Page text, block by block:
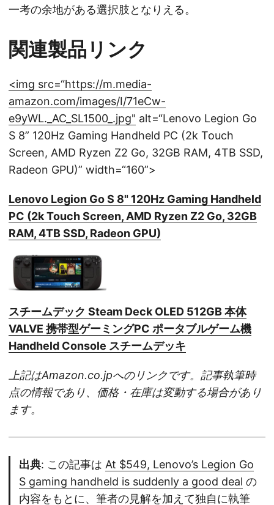
一考の余地がある選択肢となりえる。
関連製品リンク
<img src=“https://m.media-
amazon.com/images/I/71eCw-
e9yWL._AC_SL1500_.jpg" alt=“Lenovo Legion Go
S 8” 120Hz Gaming Handheld PC (2k Touch
Screen, AMD Ryzen Z2 Go, 32GB RAM, 4TB SSD,
Radeon GPU)” width=“160”>
Lenovo Legion Go S 8" 120Hz Gaming Handheld
PC (2k Touch Screen, AMD Ryzen Z2 Go, 32GB
RAM, 4TB SSD, Radeon GPU)
スチームデック Steam Deck OLED 512GB 本体
VALVE 携帯型ゲーミングPC ポータブルゲーム機
Handheld Console スチームデッキ
上記はAmazon.co.jpへのリンクです。記事執筆時
点の情報であり、価格・在庫は変動する場合があり
ます。
出典: この記事は At $549, Lenovo’s Legion Go
S gaming handheld is suddenly a good deal の
内容をもとに、筆者の見解を加えて独自に執筆